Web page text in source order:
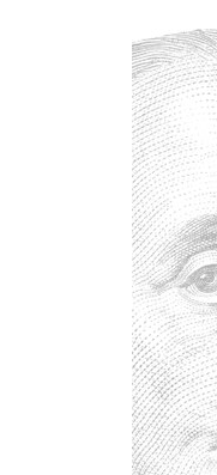
11. 나이
“나이가
닫는 글
역자 후기
부록 벤저
주